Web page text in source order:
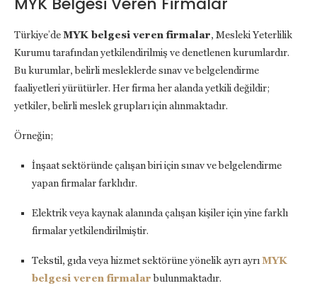
Türkiye’deMYK belgesi veren firmalar, Mesleki Yeterlilik
Kurumu tarafından yetkilendirilmiş ve denetlenen kurumlardır.
Bu kurumlar, belirli mesleklerde sınav ve belgelendirme
faaliyetleri yürütürler. Her firma her alanda yetkili değildir;
yetkiler, belirli meslek grupları için alınmaktadır.
Örneğin;
İnşaat sektöründe çalışan biri için sınav ve belgelendirme
yapan firmalar farklıdır.
Elektrik veya kaynak alanında çalışan kişiler için yine farklı
firmalar yetkilendirilmiştir.
Tekstil, gıda veya hizmet sektörüne yönelik ayrı ayrıMYK
belgesi veren firmalar bulunmaktadır.